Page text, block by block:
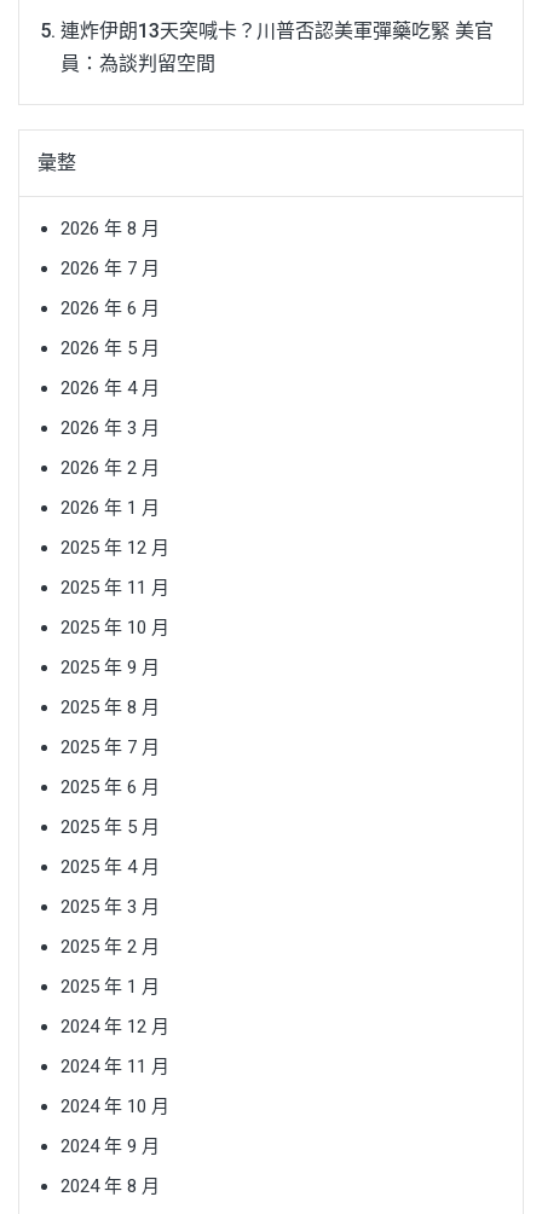
連炸伊朗13天突喊卡？川普否認美軍彈藥吃緊 美官
員：為談判留空間
彙整
2026 年 8 月
2026 年 7 月
2026 年 6 月
2026 年 5 月
2026 年 4 月
2026 年 3 月
2026 年 2 月
2026 年 1 月
2025 年 12 月
2025 年 11 月
2025 年 10 月
2025 年 9 月
2025 年 8 月
2025 年 7 月
2025 年 6 月
2025 年 5 月
2025 年 4 月
2025 年 3 月
2025 年 2 月
2025 年 1 月
2024 年 12 月
2024 年 11 月
2024 年 10 月
2024 年 9 月
2024 年 8 月